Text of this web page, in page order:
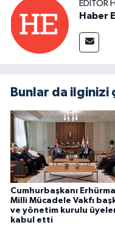
EDITÖR
Haber
Bunlar da ilginizi
Cumhurbaşkanı
Milli Mücadele Vakfı
ve yönetim kurulu
kabul etti